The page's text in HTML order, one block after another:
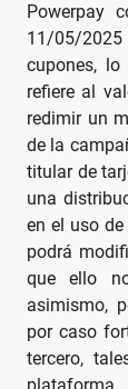
Powerpay
11/05/
cupones,
refiere al
redimir un
de la
titular de
una
en el uso
podrá
que ello
asimismo,
por caso
tercero,